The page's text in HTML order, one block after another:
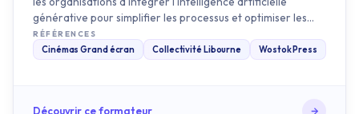
Cinémas Grand écran Collectivité Libourne Wostok Press